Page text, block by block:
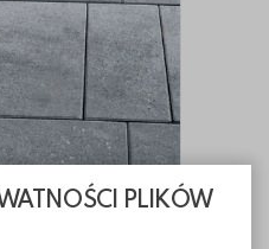
PLIKÓW
Savona Moments
Savona Moments